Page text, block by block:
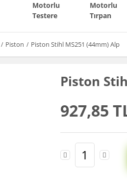
Motorlu
Testere
Motorlu
Tırpan
Piston Piston Stihl MS251 (44mm) Alp
Piston
927,85